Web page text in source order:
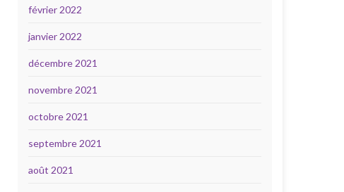
février 2022
janvier 2022
décembre 2021
novembre 2021
octobre 2021
septembre 2021
août 2021